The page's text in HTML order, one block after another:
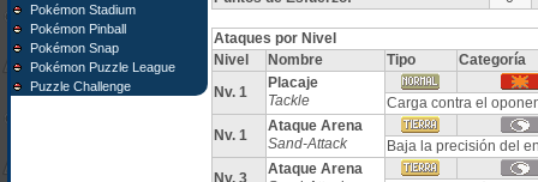
Pokémon Stadium
Pokémon Pinball
Pokémon Snap
Pokémon Puzzle League
Puzzle Challenge
Ataques por Nivel
Nivel
Nombre Tipo
Categoría
Nv. 1
Placaje
Tackle
Carga contra el
Nv. 1
Ataque Arena
Sand-Attack
Baja la precisión del
Nv. 3
Ataque Arena